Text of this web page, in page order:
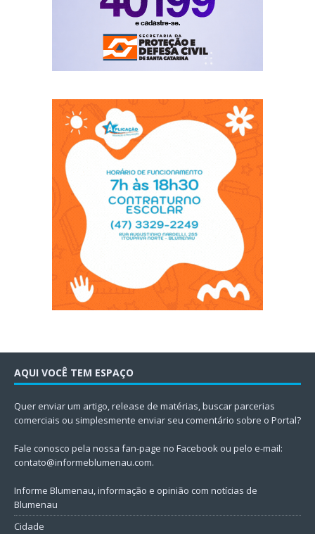
AQUI VOCÊ TEM ESPAÇO
Quer enviar um artigo, release de matérias, buscar parcerias
comerciais ou simplesmente enviar seu comentário sobre o Portal?
Fale conosco pela nossa fan-page no Facebook ou pelo e-mail:
contato@informeblumenau.com.
Informe Blumenau, informação e opinião com notícias de
Blumenau
Cidade